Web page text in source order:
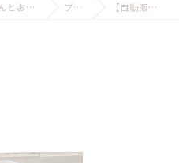
福岡県大牟田市の弁当ならごはんとおかず みけ猫屋 ブログ 【自動販売機】